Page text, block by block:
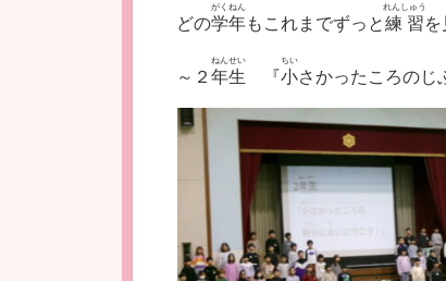
どの学年
がくねん
もこれまでずっと練習
れんしゅう
を
～２ 年生
ねんせい
『小
ちい
さかったころのじ